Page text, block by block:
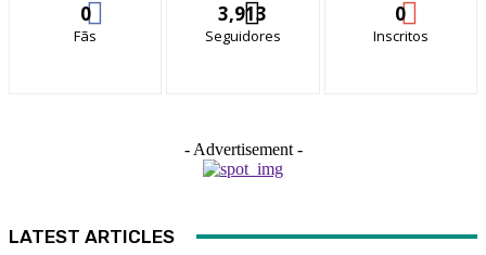
0
Fãs
3,913
Seguidores
0
Inscritos
- Advertisement -
LATEST ARTICLES